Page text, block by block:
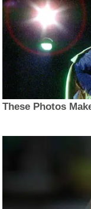
These Photos